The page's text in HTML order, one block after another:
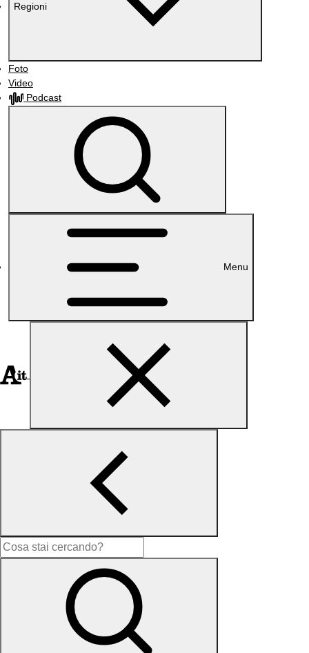
Regioni
Foto
Video
Podcast
Menu